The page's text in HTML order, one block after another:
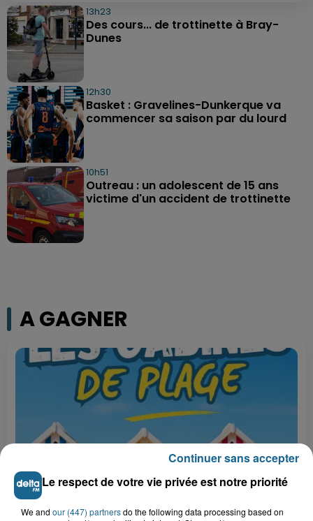
13h23
Des cours... de trottinette à Bray-
Dunes
12h30
Basket : Gravelines-Dunkerque va
commencer sa saison par du lourd
10h51
Outreau : un adolescent de 15 ans
victime d'un accident de trottinette
A GAGNER
Grand jeu de l'été : les cabines de plages
Le respect de votre vie privée est notre priorité
We and our (447) partnersdo the following data processing based on
Continuer sans accepter